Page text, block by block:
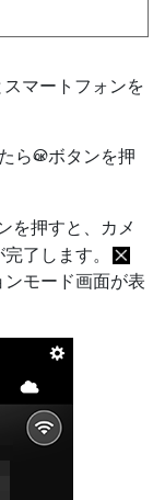
スマートフォンを
らJボタンを押
を押すと、カメ
了します。
モード画面が表